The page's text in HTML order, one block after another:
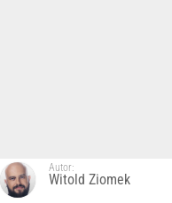
Autor:
Witold Ziomek